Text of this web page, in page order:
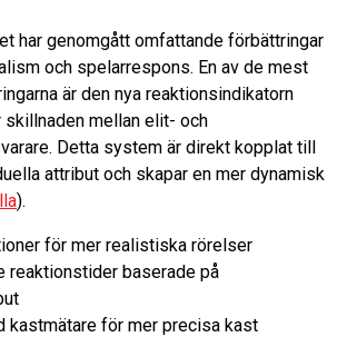
har genomgått omfattande förbättringar
och spelarrespons. En av de mest
är den nya reaktionsindikatorn
mellan elit- och
Detta system är direkt kopplat till
attribut och skapar en mer dynamisk
).
för mer realistiska rörelser
reaktionstider baserade på
kastmätare för mer precisa kast